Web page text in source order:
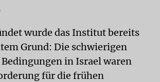
wurde das Institut bereits
Grund: Die schwierigen
in Israel waren
für die frühen